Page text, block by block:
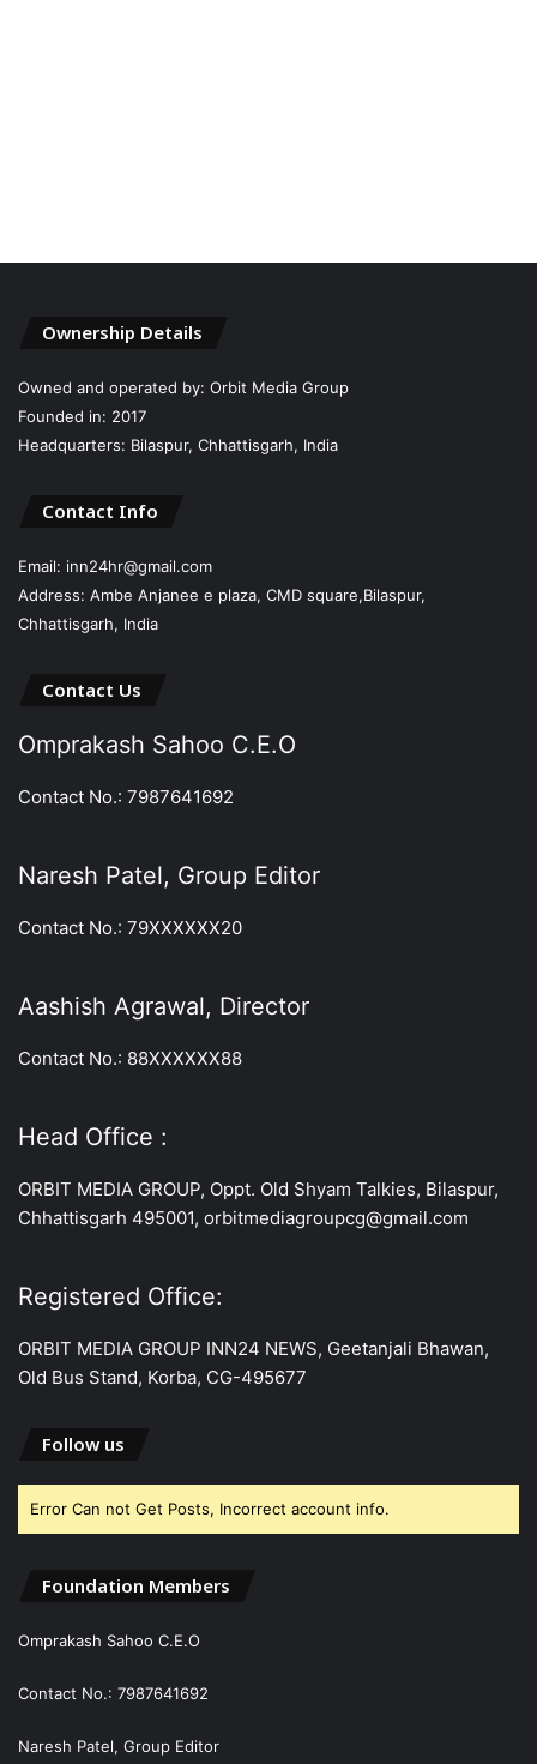
Ownership Details
Owned and operated by: Orbit Media Group
Founded in: 2017
Headquarters: Bilaspur, Chhattisgarh, India
Contact Info
Email: inn24hr@gmail.com
Address: Ambe Anjanee e plaza, CMD square,Bilaspur,
Chhattisgarh, India
Contact Us
Omprakash Sahoo C.E.O
Contact No.: 7987641692
Naresh Patel, Group Editor
Contact No.: 79XXXXXX20
Aashish Agrawal, Director
Contact No.: 88XXXXXX88
Head Office :
ORBIT MEDIA GROUP, Oppt. Old Shyam Talkies, Bilaspur,
Chhattisgarh 495001, orbitmediagroupcg@gmail.com
Registered Office:
ORBIT MEDIA GROUP INN24 NEWS, Geetanjali Bhawan,
Old Bus Stand, Korba, CG-495677
Follow us
Error Can not Get Posts, Incorrect account info.
Foundation Members
Omprakash Sahoo C.E.O
Contact No.: 7987641692
Naresh Patel, Group Editor